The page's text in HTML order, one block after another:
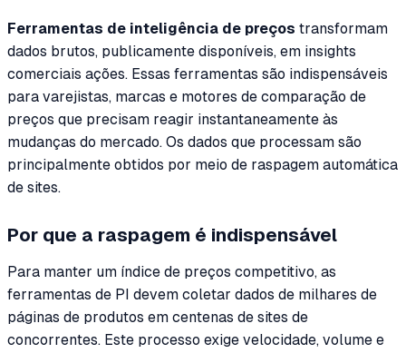
Ferramentas de inteligência de preços transformam
dados brutos, publicamente disponíveis, em insights
comerciais ações. Essas ferramentas são indispensáveis
para varejistas, marcas e motores de comparação de
preços que precisam reagir instantaneamente às
mudanças do mercado. Os dados que processam são
principalmente obtidos por meio de raspagem automática
de sites.
Por que a raspagem é indispensável
Para manter um índice de preços competitivo, as
ferramentas de PI devem coletar dados de milhares de
páginas de produtos em centenas de sites de
concorrentes. Este processo exige velocidade, volume e